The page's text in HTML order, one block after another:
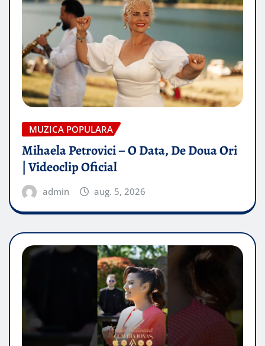
MUZICA POPULARA
Mihaela Petrovici – O Data, De Doua Ori
| Videoclip Oficial
admin aug. 5, 2026